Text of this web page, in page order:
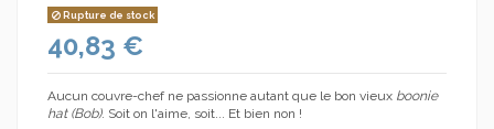
Rupture de stock
40,83 €
Aucun couvre-chef ne passionne autant que le bon vieux boonie
hat (Bob). Soit on l'aime, soit... Et bien non !